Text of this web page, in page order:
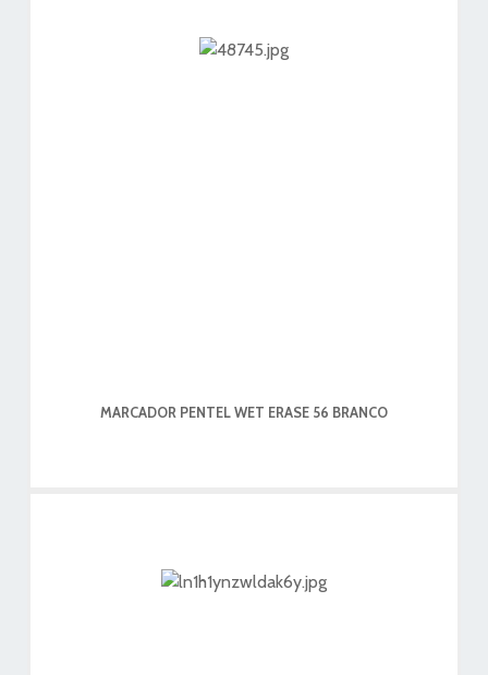
MARCADOR PENTEL WET ERASE 56 BRANCO